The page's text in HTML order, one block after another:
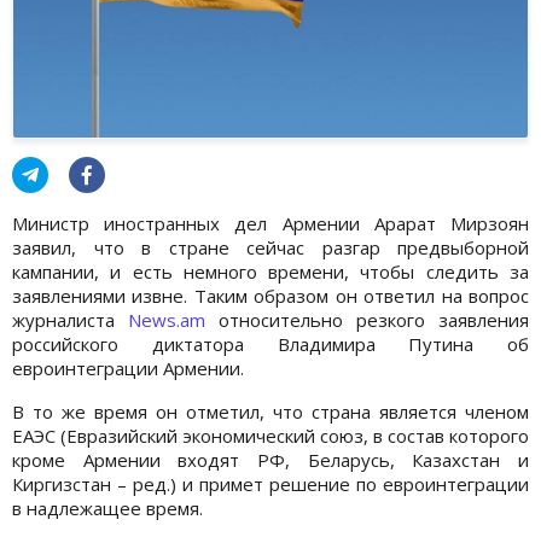
Министр иностранных дел Армении Арарат Мирзоян
заявил, что в стране сейчас разгар предвыборной
кампании, и есть немного времени, чтобы следить за
заявлениями извне. Таким образом он ответил на вопрос
журналиста News.am относительно резкого заявления
российского диктатора Владимира Путина об
евроинтеграции Армении.
В то же время он отметил, что страна является членом
ЕАЭС (Евразийский экономический союз, в состав которого
кроме Армении входят РФ, Беларусь, Казахстан и
Киргизстан – ред.) и примет решение по евроинтеграции
в надлежащее время.